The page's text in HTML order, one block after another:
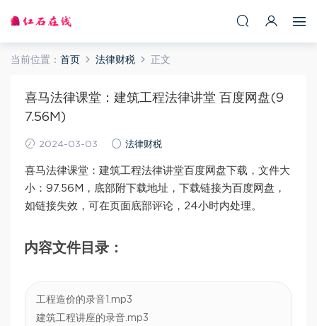
当前位置： 首页 法律财税 正文
喜马法律课堂：建筑工程法律讲堂 百度网盘(9
7.56M)
2024-03-03 法律财税
喜马法律课堂：建筑工程法律讲堂百度网盘下载，文件大
小：97.56M，底部附下载地址，下载链接为百度网盘，
如链接失效，可在页面底部评论，24小时内处理。
内容文件目录：
工程造价的录音1.mp3
建筑工程讲座的录音.mp3